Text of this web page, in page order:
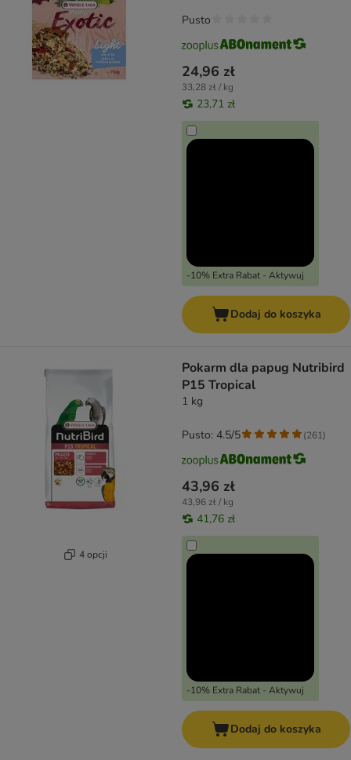
24,96 zł
33,28 zł / kg
23,71 zł
-10% Extra Rabat - Aktywuj
Pusto
Dodaj do koszyka
4 opcji
Pokarm dla papug Nutribird
P15 Tropical
1 kg
43,96 zł
43,96 zł / kg
41,76 zł
-10% Extra Rabat - Aktywuj
Pusto: 4.5/5 (261)
Dodaj do koszyka